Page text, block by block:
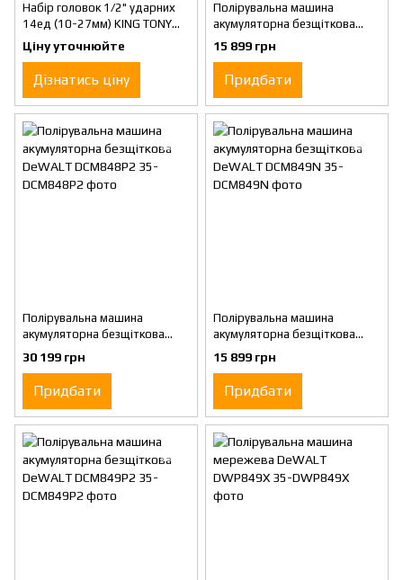
Набір головок 1/2" ударних
14ед (10-27мм) KING TONY
(4414MP)
Ціну уточнюйте
Дізнатись ціну
Полірувальна машина
акумуляторна безщіткова
DeWALT DCM848N
15 899 грн
Придбати
Полірувальна машина
акумуляторна безщіткова
DeWALT DCM848P2
30 199 грн
Придбати
Полірувальна машина
акумуляторна безщіткова
DeWALT DCM849N
15 899 грн
Придбати